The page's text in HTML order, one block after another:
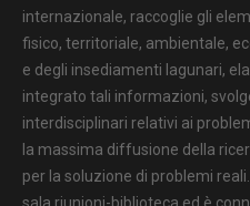
internazionale, raccoglie gli
fisico, territoriale, ambientale,
e degli insediamenti lagunari,
integrato tali informazioni,
interdisciplinari relativi ai
la massima diffusione della
per la soluzione di problemi